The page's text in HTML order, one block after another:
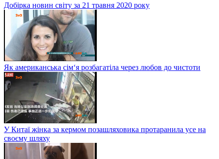
Добірка новин світу за 21 травня 2020 року
Як американська сім‘я розбагатіла через любов до чистоти
У Китаї жінка за кермом позашляховика протаранила усе на
своєму шляху